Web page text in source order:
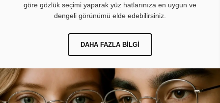
göre gözlük seçimi yaparak yüz hatlarınıza en uygun ve
dengeli görünümü elde edebilirsiniz.
DAHA FAZLA BILGI